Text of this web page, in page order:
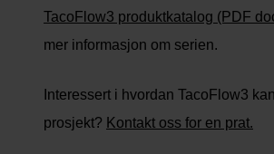
TacoFlow3 produktkatalog (PDF
mer informasjon om serien.
Interessert i hvordan TacoFlow3
prosjekt? Kontakt oss for en prat.